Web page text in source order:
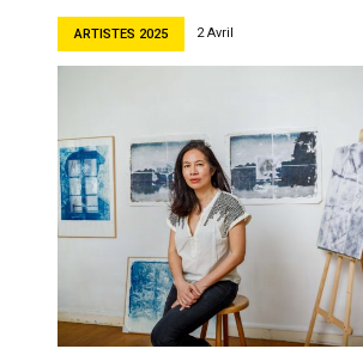
ARTISTES 2025 2 Avril